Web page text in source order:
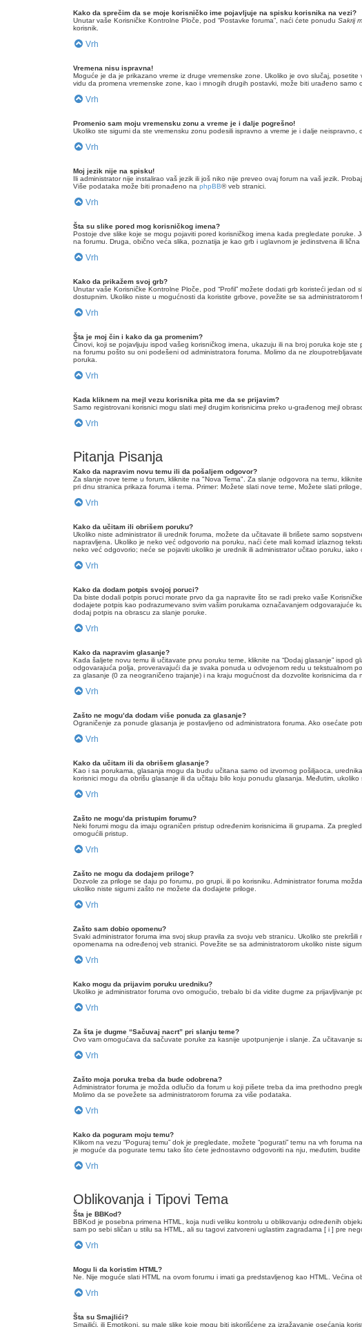
Kako da sprečim da se moje korisničko ime pojavljuje na spisku korisnika na vezi?
Unutar vaše Korisničke Kontrolne Ploče, pod “Postavke foruma”, naći ćete ponudu Sakrij
korisnik.
Vrh
Vremena nisu ispravna!
Moguće je da je prikazano vreme iz druge vremenske zone. Ukoliko je ovo slučaj,
vidu da promena vremenske zone, kao i mnogih drugih postavki, može biti urađeno
Vrh
Promenio sam moju vremensku zonu a vreme je i dalje pogrešno!
Ukoliko ste sigurni da ste vremensku zonu podesili ispravno a vreme je i dalje
Vrh
Moj jezik nije na spisku!
Ili administrator nije instalirao vaš jezik ili još niko nije preveo ovaj forum na vaš jezik.
Više podataka može biti pronađeno na phpBB® veb stranici.
Vrh
Šta su slike pored mog korisničkog imena?
Postoje dve slike koje se mogu pojaviti pored korisničkog imena kada pregledate
na forumu. Druga, obično veća slika, poznatija je kao grb i uglavnom je jedinstvena ili lična
Vrh
Kako da prikažem svoj grb?
Unutar vaše Korisničke Kontrolne Ploče, pod “Profil” možete dodati grb koristeći jedan
dostupnim. Ukoliko niste u mogućnosti da koristite grbove, povežite se sa administratorom
Vrh
Šta je moj čin i kako da ga promenim?
Činovi, koji se pojavljuju ispod vašeg korisničkog imena, ukazuju ili na broj poruka koje
na forumu pošto su oni podešeni od administratora foruma. Molimo da ne
poruka.
Vrh
Kada kliknem na mejl vezu korisnika pita me da se prijavim?
Samo registrovani korisnici mogu slati mejl drugim korisnicima preko u-građenog mejl
Vrh
Pitanja Pisanja
Kako da napravim novu temu ili da pošaljem odgovor?
Za slanje nove teme u forum, kliknite na "Nova Tema". Za slanje odgovora na temu,
pri dnu stranica prikaza foruma i tema. Primer: Možete slati nove teme, Možete slati priloge,
Vrh
Kako da učitam ili obrišem poruku?
Ukoliko niste administrator ili urednik foruma, možete da učitavate ili brišete samo
napravljena. Ukoliko je neko već odgovorio na poruku, naći ćete mali komad izlaznog
neko već odgovorio; neće se pojaviti ukoliko je urednik ili administrator učitao poruku,
Vrh
Kako da dodam potpis svojoj poruci?
Da biste dodali potpis poruci morate prvo da ga napravite što se radi preko vaše
dodajete potpis kao podrazumevano svim vašim porukama označavanjem odgovarajuće
dodaj potpis na obrascu za slanje poruke.
Vrh
Kako da napravim glasanje?
Kada šaljete novu temu ili učitavate prvu poruku teme, kliknite na “Dodaj glasanje”
odgovarajuća polja, proveravajući da je svaka ponuda u odvojenom redu u tekstualnom
za glasanje (0 za neograničeno trajanje) i na kraju mogućnost da dozvolite korisnicima da
Vrh
Zašto ne mogu’da dodam više ponuda za glasanje?
Ograničenje za ponude glasanja je postavljeno od administratora foruma. Ako osećate
Vrh
Kako da učitam ili da obrišem glasanje?
Kao i sa porukama, glasanja mogu da budu učitana samo od izvornog pošiljaoca,
korisnici mogu da obrišu glasanje ili da učitaju bilo koju ponudu glasanja. Međutim,
Vrh
Zašto ne mogu’da pristupim forumu?
Neki forumi mogu da imaju ograničen pristup određenim korisnicima ili grupama. Za
omogućili pristup.
Vrh
Zašto ne mogu da dodajem priloge?
Dozvole za priloge se daju po forumu, po grupi, ili po korisniku. Administrator foruma
ukoliko niste sigurni zašto ne možete da dodajete priloge.
Vrh
Zašto sam dobio opomenu?
Svaki administrator foruma ima svoj skup pravila za svoju veb stranicu. Ukoliko ste
opomenama na određenoj veb stranici. Povežite se sa administratorom ukoliko niste
Vrh
Kako mogu da prijavim poruku uredniku?
Ukoliko je administrator foruma ovo omogućio, trebalo bi da vidite dugme za prijavljivanje
Vrh
Za šta je dugme “Sačuvaj nacrt” pri slanju teme?
Ovo vam omogućava da sačuvate poruke za kasnije upotpunjenje i slanje. Za učitavanje
Vrh
Zašto moja poruka treba da bude odobrena?
Administrator foruma je možda odlučio da forum u koji pišete treba da ima prethodno
Molimo da se povežete sa administratorom foruma za više podataka.
Vrh
Kako da poguram moju temu?
Klikom na vezu “Poguraj temu” dok je pregledate, možete “pogurati” temu na vrh
je moguće da pogurate temu tako što ćete jednostavno odgovoriti na nju, međutim,
Vrh
Oblikovanja i Tipovi Tema
Šta je BBKod?
BBKod je posebna primena HTML, koja nudi veliku kontrolu u oblikovanju određenih
sam po sebi sličan u stilu sa HTML, ali su tagovi zatvoreni uglastim zagradama [ i ] pre
Vrh
Mogu li da koristim HTML?
Ne. Nije moguće slati HTML na ovom forumu i imati ga predstavljenog kao HTML. Većina
Vrh
Šta su Smajlići?
Smajlići, ili Emotikoni, su male slike koje mogu biti iskorišćene za izražavanje osećanja